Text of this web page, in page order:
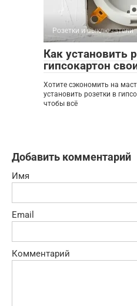
Розетки и выключатели
Как установить
гипсокартон
Хотите сэкономить на
установить розетки в
чтобы всё
Добавить комментарий
Имя
Email
Комментарий